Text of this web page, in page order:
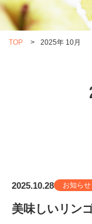
TOP > 2025年 10月
2025.10.28 お知らせ
美味しいリン